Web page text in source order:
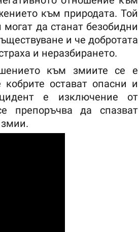
към природата. Той
да станат безобидни
и че добротата
и неразбирането.
към змиите се е
остават опасни и
е изключение от
препоръчва да спазват
змии.